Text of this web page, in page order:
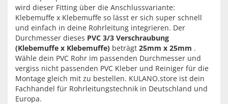
wird dieser Fitting über die Anschlussvariante:
Klebemuffe x Klebemuffe so lässt er sich super schnell
und einfach in deine Rohrleitung integrieren. Der
Durchmesser dieses PVC 3/3 Verschraubung
(Klebemuffe x Klebemuffe) beträgt 25mm x 25mm .
Wähle dein PVC Rohr im passenden Durchmesser und
vergiss nicht passenden PVC Kleber und Reiniger für die
Montage gleich mit zu bestellen. KULANO.store ist dein
Fachhandel für Rohrleitungstechnik in Deutschland und
Europa.